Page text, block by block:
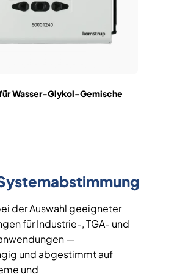
Wasser-Glykol-Gemische
der Auswahl geeigneter
für Industrie-, TGA- und
—
und abgestimmt auf
und